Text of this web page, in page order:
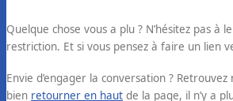
Quelque chose vous a plu ? N’hésitez pas
restriction. Et si vous pensez à faire un lien
Envie d’engager la conversation ? Retrouvez
bien retourner en haut de la page, il n’y a